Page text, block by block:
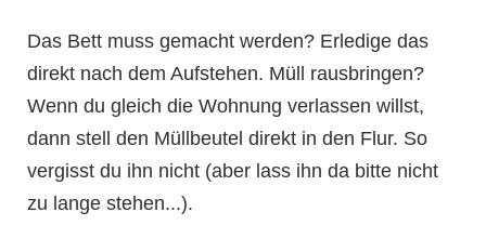
Das Bett muss gemacht werden? Erledige das
direkt nach dem Aufstehen. Müll rausbringen?
Wenn du gleich die Wohnung verlassen willst,
dann stell den Müllbeutel direkt in den Flur. So
vergisst du ihn nicht (aber lass ihn da bitte nicht
zu lange stehen...).